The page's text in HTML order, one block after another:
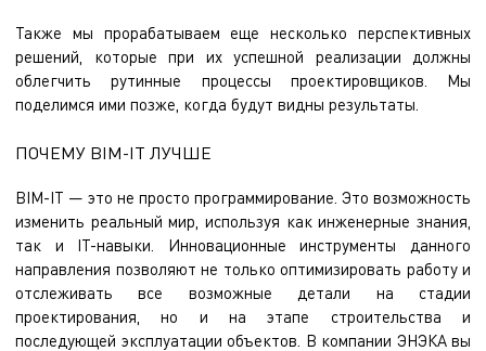
Также мы прорабатываем еще несколько перспективных
решений, которые при их успешной реализации должны
облегчить рутинные процессы проектировщиков. Мы
поделимся ими позже, когда будут видны результаты.
ПОЧЕМУ BIM-IT ЛУЧШЕ
BIM-IT — это не просто программирование. Это возможность
изменить реальный мир, используя как инженерные знания,
так и IT-навыки. Инновационные инструменты данного
направления позволяют не только оптимизировать работу и
отслеживать все возможные детали на стадии
проектирования, но и на этапе строительства и
последующей эксплуатации объектов. В компании ЭНЭКА вы